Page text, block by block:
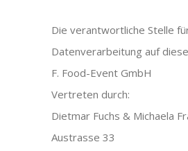
Die verantwortliche Stelle
Datenverarbeitung auf
F. Food-Event GmbH
Vertreten durch:
Dietmar Fuchs & Michaela
Austrasse 33